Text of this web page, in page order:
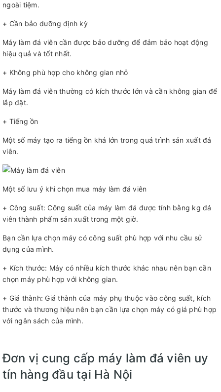
ngoài tiệm.
+ Cần bảo dưỡng định kỳ
Máy làm đá viên cần được bảo dưỡng để đảm bảo hoạt động
hiệu quả và tốt nhất.
+ Không phù hợp cho không gian nhỏ
Máy làm đá viên thường có kích thước lớn và cần không gian để
lắp đặt.
+ Tiếng ồn
Một số máy tạo ra tiếng ồn khá lớn trong quá trình sản xuất đá
viên.
Một số lưu ý khi chọn mua máy làm đá viên
+ Công suất: Công suất của máy làm đá được tính bằng kg đá
viên thành phẩm sản xuất trong một giờ.
Bạn cần lựa chọn máy có công suất phù hợp với nhu cầu sử
dụng của mình.
+ Kích thước: Máy có nhiều kích thước khác nhau nên bạn cần
chọn máy phù hợp với không gian.
+ Giá thành: Giá thành của máy phụ thuộc vào công suất, kích
thước và thương hiệu nên bạn cần lựa chọn máy có giá phù hợp
với ngân sách của mình.
Đơn vị cung cấp máy làm đá viên uy
tín hàng đầu tại Hà Nội